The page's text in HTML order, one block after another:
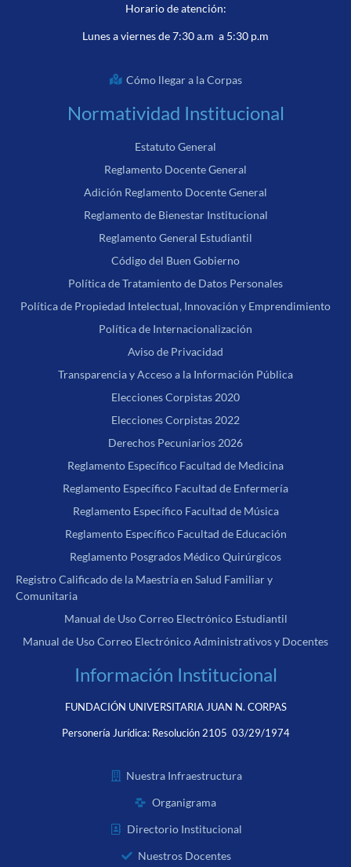
Horario de atención:
Lunes a viernes de 7:30 a.m a 5:30 p.m
Cómo llegar a la Corpas
Normatividad Institucional
Estatuto General
Reglamento Docente General
Adición Reglamento Docente General
Reglamento de Bienestar Institucional
Reglamento General Estudiantil
Código del Buen Gobierno
Política de Tratamiento de Datos Personales
Política de Propiedad Intelectual, Innovación y Emprendimiento
Política de Internacionalización
Aviso de Privacidad
Transparencia y Acceso a la Información Pública
Elecciones Corpistas 2020
Elecciones Corpistas 2022
Derechos Pecuniarios 2026
Reglamento Específico Facultad de Medicina
Reglamento Específico Facultad de Enfermería
Reglamento Específico Facultad de Música
Reglamento Específico Facultad de Educación
Reglamento Posgrados Médico Quirúrgicos
Registro Calificado de la Maestría en Salud Familiar y
Comunitaria
Manual de Uso Correo Electrónico Estudiantil
Manual de Uso Correo Electrónico Administrativos y Docentes
Información Institucional
FUNDACIÓN UNIVERSITARIA JUAN N. CORPAS
Personería Jurídica: Resolución 2105 03/29/1974
Nuestra Infraestructura
Organigrama
Directorio Institucional
Nuestros Docentes